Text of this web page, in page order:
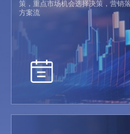
策，重点市场机会选择决策，营销
方案流